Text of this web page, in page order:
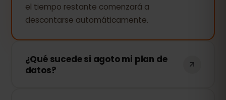
el tiempo restante comenzará a
descontarse automáticamente.
¿Qué sucede si agoto mi plan de
datos?